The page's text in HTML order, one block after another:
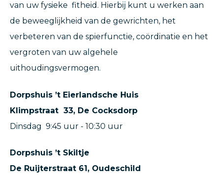
van uw fysieke fitheid. Hierbij kunt u werken aan
de beweeglijkheid van de gewrichten, het
verbeteren van de spierfunctie, coördinatie en het
vergroten van uw algehele
uithoudingsvermogen.
Dorpshuis ’t Eierlandsche Huis
Klimpstraat 33, De Cocksdorp
Dinsdag 9:45 uur - 10:30 uur
Dorpshuis ’t Skiltje
De Ruijterstraat 61, Oudeschild